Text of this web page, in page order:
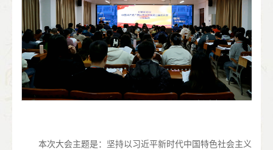
本次大会主题是：坚持以习近平新时代中国特色社会主义